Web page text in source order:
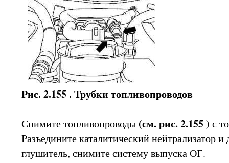
Рис. 2.155 . Трубки топливопроводов
Снимите топливопроводы (см. рис. 2.155 ) с
Разъедините каталитический нейтрализатор
глушитель, снимите систему выпуска ОГ.